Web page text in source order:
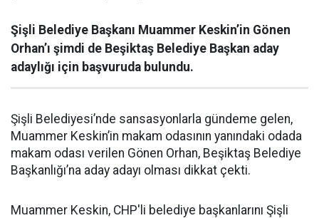
Şişli Belediye Başkanı Muammer Keskin’in Gönen
Orhan’ı şimdi de Beşiktaş Belediye Başkan aday
adaylığı için başvuruda bulundu.
Şişli Belediyesi’nde sansasyonlarla gündeme gelen,
Muammer Keskin’in makam odasının yanındaki odada
makam odası verilen Gönen Orhan, Beşiktaş Belediye
Başkanlığı’na aday adayı olması dikkat çekti.
Muammer Keskin, CHP'li belediye başkanlarını Şişli